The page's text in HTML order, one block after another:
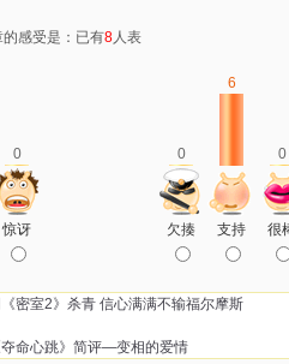
感受是：已有8人表
0 0
6
0
惊讶 欠揍 支持 很
密室2》杀青 信心满满不输福尔摩斯
夺命心跳》简评—变相的爱情